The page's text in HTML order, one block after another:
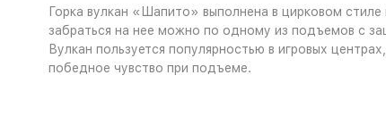
Горка вулкан «Шапито» выполнена в цирковом
забраться на нее можно по одному из подъемов с
Вулкан пользуется популярностью в игровых
победное чувство при подъеме.